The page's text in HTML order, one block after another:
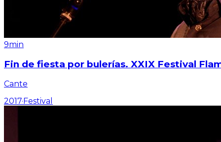
9min
Fin de fiesta por bulerías. XXIX Festival
Cante
2017·Festival